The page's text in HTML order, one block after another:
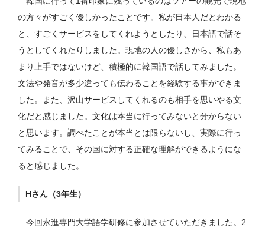
の方々がすごく優しかったことです。私が日本人だとわかる
と、すごくサービスをしてくれようとしたり、日本語で話そ
うとしてくれたりしました。現地の人の優しさから、私もあ
まり上手ではないけど、積極的に韓国語で話してみました。
文法や発音が多少違っても伝わることを経験する事ができま
した。また、沢山サービスしてくれるのも相手を思いやる文
化だと感じました。文化は本当に行ってみないと分からない
と思います。調べたことが本当とは限らないし、実際に行っ
てみることで、その国に対する正確な理解ができるようにな
ると感じました。
Hさん（3年生）
今回永進専門大学語学研修に参加させていただきました。2